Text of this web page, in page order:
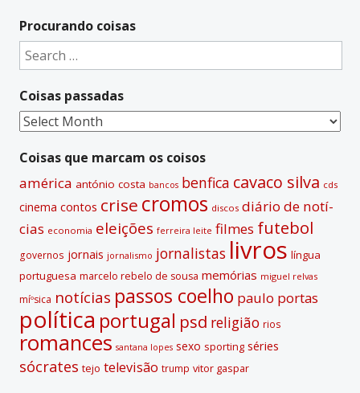
t
e
a
t
i
v
Procurando coisas
Search
for:
Coisas passadas
Coisas
Coisas que marcam os coisos
américa antónio costa bancos benfica cavaco silva cds
cinema contos crise cromos discos diário de notí­
cias economia eleições ferreira leite filmes futebol
governos jornais jornalismo jornalistas livros lí­ngua
portuguesa marcelo rebelo de sousa memórias miguel relvas
míºsica notí­cias passos coelho paulo portas
polí­tica portugal psd religião rios
romances santana lopes sexo sporting séries
sócrates tejo televisão trump vitor gaspar